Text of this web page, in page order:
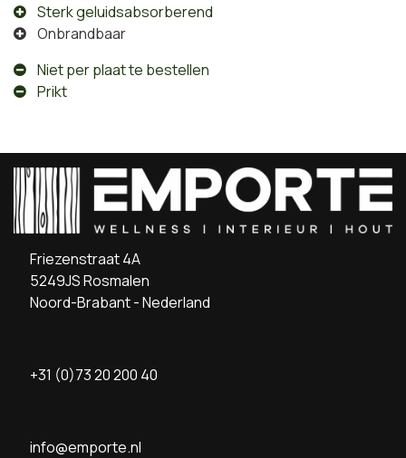
Sterk geluidsabsorberend
Onbrandbaar
Niet per plaat te bestellen
Prikt
Friezenstraat 4A
5249JS Rosmalen
Noord-Brabant - Nederland
+31 (0)73 20 200 40
info@emporte.nl